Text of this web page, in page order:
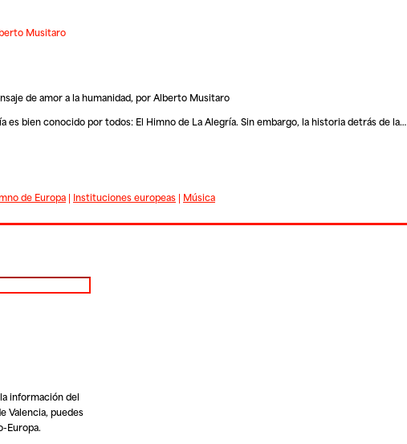
Musitaro
de amor a la humanidad, por Alberto Musitaro
es bien conocido por todos: El Himno de La Alegría. Sin embargo, la historia detrás de la…
de Europa| Instituciones europeas| Música
información del
Valencia, puedes
Europa.